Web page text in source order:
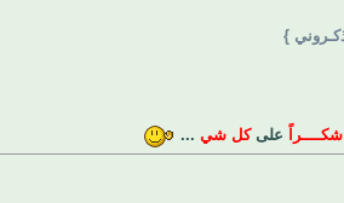
}
شكــــراً علىكل شي ...